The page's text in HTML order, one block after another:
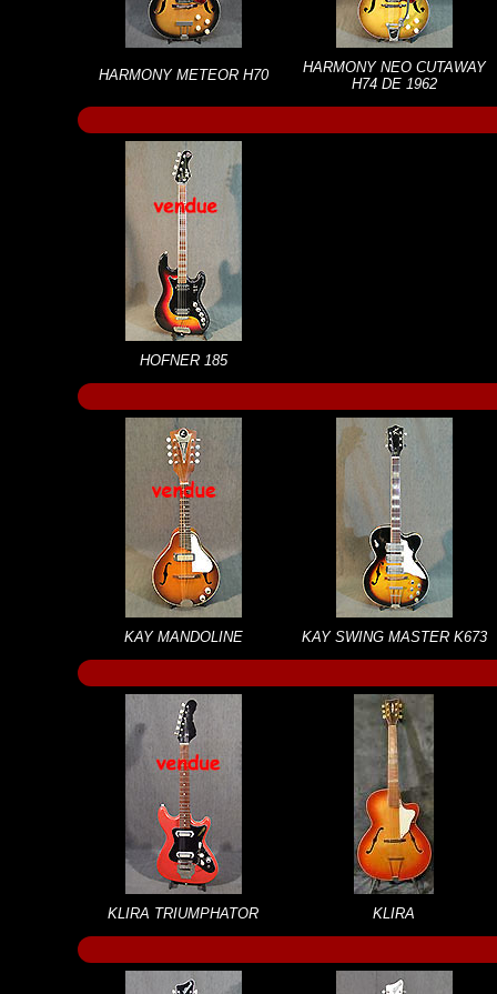
HARMONY METEOR H70
HARMONY NEO CUTAWAY
H74 DE 1962
HOFNER 185
KAY MANDOLINE KAY SWING MASTER K673
KLIRA TRIUMPHATOR KLIRA